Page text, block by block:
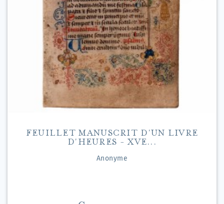
FEUILLET MANUSCRIT D'UN LIVRE
D'HEURES - XVE...
Anonyme